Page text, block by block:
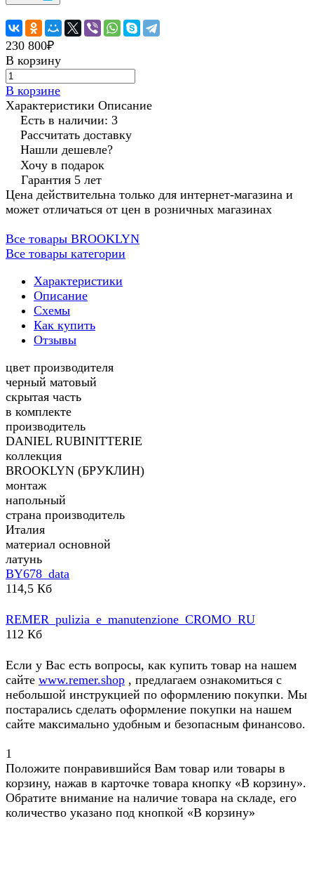
230 800₽
В корзину
В корзине
Характеристики Описание
Есть в наличии: 3
Рассчитать доставку
Нашли дешевле?
Хочу в подарок
Гарантия 5 лет
Цена действительна только для интернет-магазина и
может отличаться от цен в розничных магазинах
Все товары BROOKLYN
Все товары категории
Характеристики
Описание
Схемы
Как купить
Отзывы
цвет производителя
черный матовый
скрытая часть
в комплекте
производитель
DANIEL RUBINITTERIE
коллекция
BROOKLYN (БРУКЛИН)
монтаж
напольный
страна производитель
Италия
материал основной
латунь
BY678_data
114,5 Кб
REMER_pulizia_e_manutenzione_CROMO_RU
112 Кб
Если у Вас есть вопросы, как купить товар на нашем
сайте www.remer.shop , предлагаем ознакомиться с
небольшой инструкцией по оформлению покупки. Мы
постарались сделать оформление покупки на нашем
сайте максимально удобным и безопасным финансово.
1
Положите понравившийся Вам товар или товары в
корзину, нажав в карточке товара кнопку «В корзину».
Обратите внимание на наличие товара на складе, его
количество указано под кнопкой «В корзину»